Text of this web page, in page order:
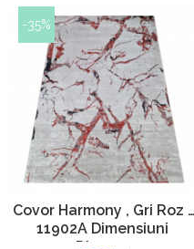
-35%
Covor Harmony , Gri Roz ,
11902A Dimensiuni